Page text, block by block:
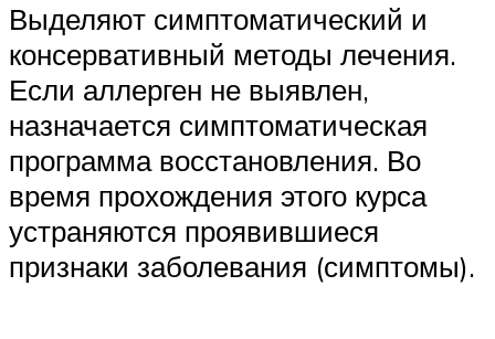
Выделяют симптоматический и
консервативный методы лечения.
Если аллерген не выявлен,
назначается симптоматическая
программа восстановления. Во
время прохождения этого курса
устраняются проявившиеся
признаки заболевания (симптомы).